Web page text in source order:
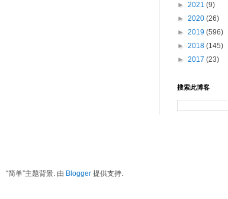
► 2021 (9)
► 2020 (26)
► 2019 (596)
► 2018 (145)
► 2017 (23)
搜索此博客
“简单”主题背景. 由 Blogger 提供支持.